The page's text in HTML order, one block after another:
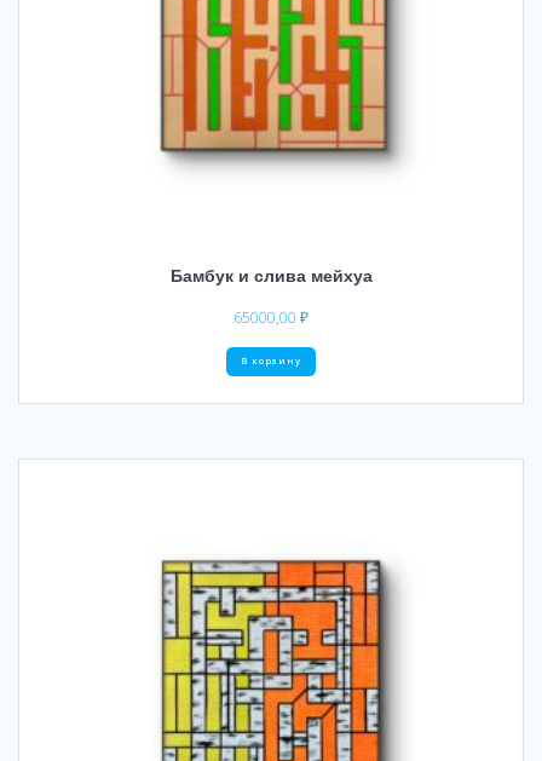
Бамбук и слива мейхуа
65000,00 ₽
В корзину